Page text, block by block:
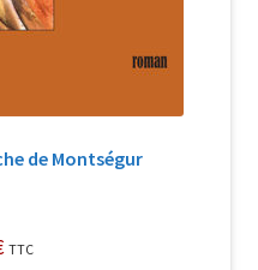
de Montségur
TTC